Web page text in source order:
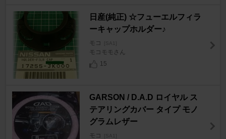
日産(純正) ☆フューエルフィラ
ーキャップホルダー♪
モコ [SA1]
モコモモさん
15
GARSON / D.A.D ロイヤル ス
テアリングカバー タイプ モノ
グラムレザー
モコ [SA1]